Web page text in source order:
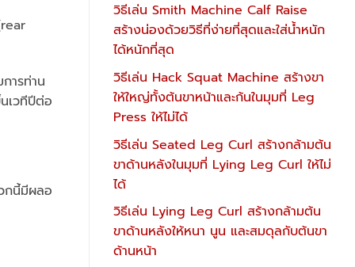
ารท่าน
เวทีปีต่อ
กนี้มีผลอ
วิธีเล่น Smith Machine Calf Raise
สร้างน่องด้วยวิธีที่ง่ายที่สุดและใส่น้ำหนัก
ได้หนักที่สุด
วิธีเล่น Hack Squat Machine สร้างขา
ให้ใหญ่ทั้งต้นขาหน้าและก้นในมุมที่ Leg
Press ให้ไม่ได้
วิธีเล่น Seated Leg Curl สร้างกล้ามต้น
ขาด้านหลังในมุมที่ Lying Leg Curl ให้ไม่
ได้
วิธีเล่น Lying Leg Curl สร้างกล้ามต้น
ขาด้านหลังให้หนา นูน และสมดุลกับต้นขา
ด้านหน้า